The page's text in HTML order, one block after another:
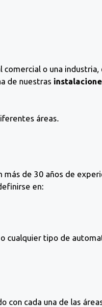
o una
de nuestras
áreas.
de 30 años de
en:
cualquier tipo de
con cada una de las